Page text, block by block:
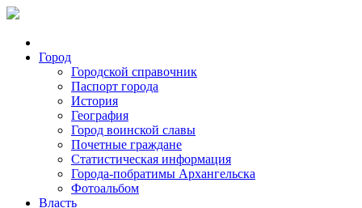
Город
Городской справочник
Паспорт города
История
География
Город воинской славы
Почетные граждане
Статистическая информация
Города-побратимы Архангельска
Фотоальбом
Власть